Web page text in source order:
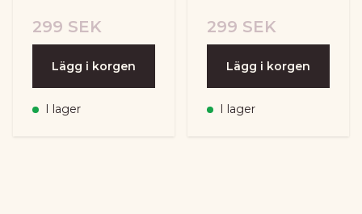
299 SEK
Lägg i korgen
I lager
299 SEK
Lägg i korgen
I lager